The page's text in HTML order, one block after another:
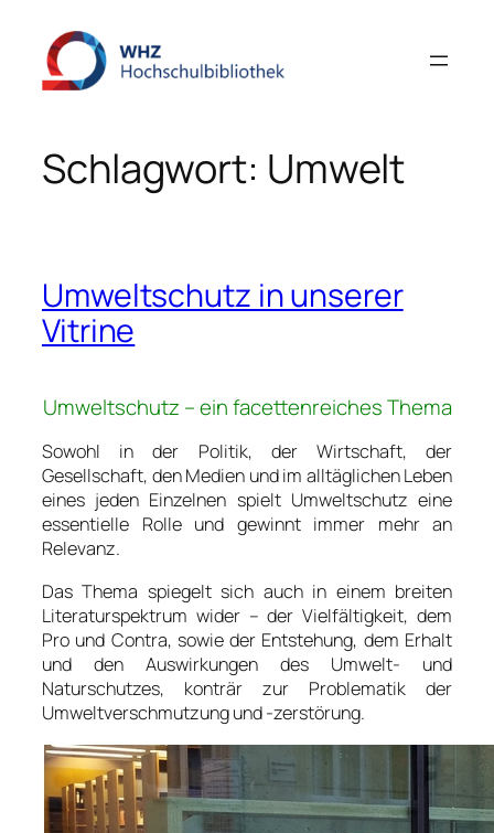
Inhalt
springen
Schlagwort: Umwelt
Umweltschutz in unserer
Vitrine
Umweltschutz – ein facettenreiches Thema
Sowohl in der Politik, der Wirtschaft, der
Gesellschaft, den Medien und im alltäglichen Leben
eines jeden Einzelnen spielt Umweltschutz eine
essentielle Rolle und gewinnt immer mehr an
Relevanz.
Das Thema spiegelt sich auch in einem breiten
Literaturspektrum wider – der Vielfältigkeit, dem
Pro und Contra, sowie der Entstehung, dem Erhalt
und den Auswirkungen des Umwelt- und
Naturschutzes, konträr zur Problematik der
Umweltverschmutzung und -zerstörung.